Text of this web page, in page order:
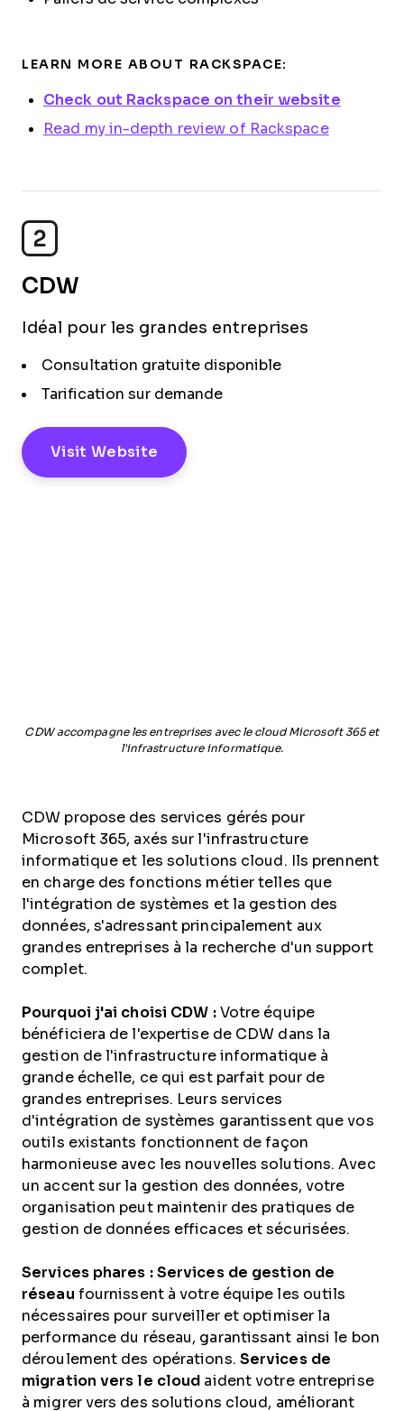
LEARN MORE ABOUT RACKSPACE:
Check out Rackspace on their website
Read my in-depth review of Rackspace
2
CDW
Idéal pour les grandes entreprises
Consultation gratuite disponible
Tarification sur demande
Visit Website
CDW accompagne les entreprises avec le cloud Microsoft 365 et
l'infrastructure informatique.
CDW propose des services gérés pour
Microsoft 365, axés sur l'infrastructure
informatique et les solutions cloud. Ils prennent
en charge des fonctions métier telles que
l'intégration de systèmes et la gestion des
données, s'adressant principalement aux
grandes entreprises à la recherche d'un support
complet.
Pourquoi j'ai choisi CDW :Votre équipe
bénéficiera de l'expertise de CDW dans la
gestion de l'infrastructure informatique à
grande échelle, ce qui est parfait pour de
grandes entreprises. Leurs services
d'intégration de systèmes garantissent que vos
outils existants fonctionnent de façon
harmonieuse avec les nouvelles solutions. Avec
un accent sur la gestion des données, votre
organisation peut maintenir des pratiques de
gestion de données efficaces et sécurisées.
Services phares : Services de gestion de
réseau fournissent à votre équipe les outils
nécessaires pour surveiller et optimiser la
performance du réseau, garantissant ainsi le bon
déroulement des opérations. Services de
migration vers le cloud aident votre entreprise
à migrer vers des solutions cloud, améliorant